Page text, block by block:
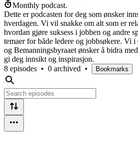
Monthly podcast.
Dette er podcasten for deg som ønsker
hverdagen. Vi vil snakke om alt som er
hvordan gjøre suksess i jobben og andre
temaer for både ledere og jobbsøkere. Vi
og Bemanningsbyraaet ønsker å bidra
gi deg innsikt og inspirasjon.
8 episodes • 0 archived • Bookmarks